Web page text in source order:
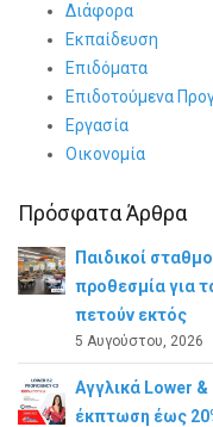
Διάφορα
Εκπαίδευση
Επιδόματα
Επιδοτούμενα
Εργασία
Οικονομία
Πρόσφατα Άρθρα
Παιδικοί
προθεσμία για
πετούν εκτός
5 Αυγούστου, 2026
Αγγλικά Lower
έκπτωση έως